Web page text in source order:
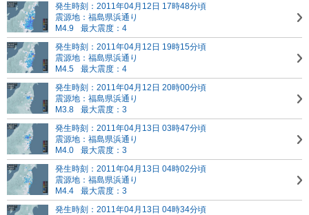
発生時刻：2011年04月12日 17時48分頃
震源地：福島県浜通り
M4.9
最大震度：4
発生時刻：2011年04月12日 19時15分頃
震源地：福島県浜通り
M4.5
最大震度：4
発生時刻：2011年04月12日 20時00分頃
震源地：福島県浜通り
M3.8
最大震度：3
発生時刻：2011年04月13日 03時47分頃
震源地：福島県浜通り
M4.0
最大震度：3
発生時刻：2011年04月13日 04時02分頃
震源地：福島県浜通り
M4.4
最大震度：3
発生時刻：2011年04月13日 04時34分頃